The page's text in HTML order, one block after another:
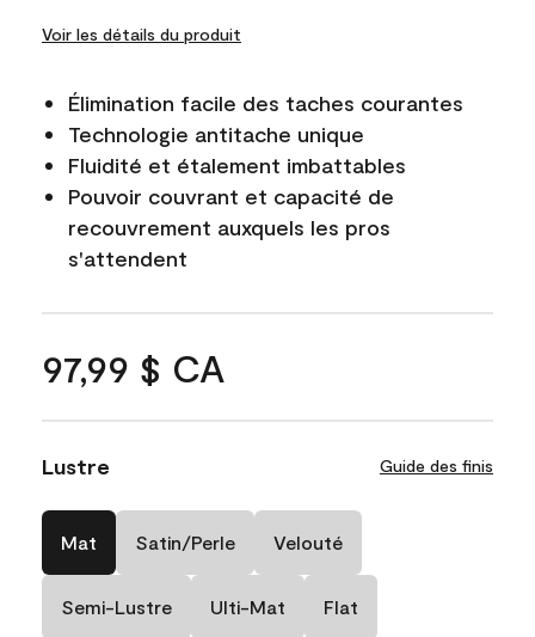
Voir les détails du produit
Élimination facile des taches courantes
Technologie antitache unique
Fluidité et étalement imbattables
Pouvoir couvrant et capacité de
recouvrement auxquels les pros
s'attendent
97,99 $ CA
Lustre Guide des finis
Mat Satin/Perle Velouté
Semi-Lustre Ulti-Mat Flat